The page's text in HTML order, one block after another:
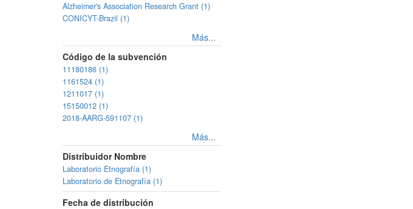
Alzheimer's Association Research Grant (1)
CONICYT-Brazil (1)
Más...
Código de la subvención
11180186 (1)
1161524 (1)
1211017 (1)
15150012 (1)
2018-AARG-591107 (1)
Más...
Distribuidor Nombre
Laboratorio Etnografía (1)
Laboratorio de Etnografía (1)
Fecha de distribución